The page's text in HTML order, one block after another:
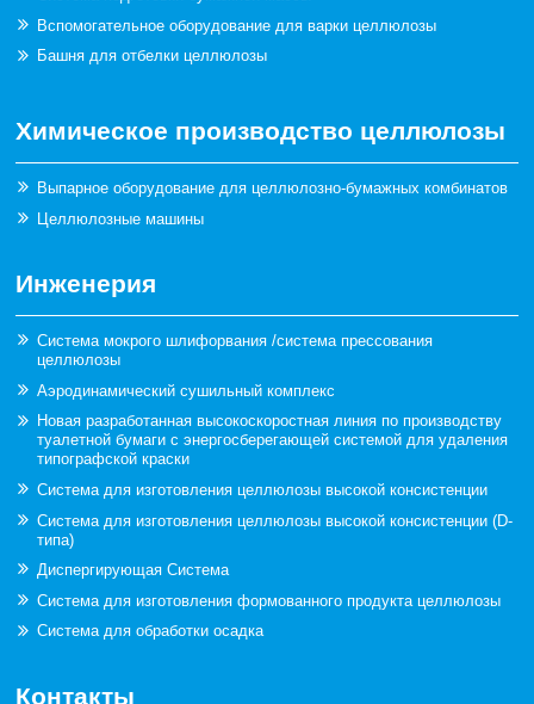
Вспомогательное оборудование для варки целлюлозы
Башня для отбелки целлюлозы
Химическое производство целлюлозы
Выпарное оборудование для целлюлозно-бумажных комбинатов
Целлюлозные машины
Инженерия
Система мокрого шлифорвания /система прессования
целлюлозы
Аэродинамический сушильный комплекс
Новая разработанная высокоскоростная линия по производству
туалетной бумаги с энергосберегающей системой для удаления
типографской краски
Система для изготовления целлюлозы высокой консистенции
Система для изготовления целлюлозы высокой консистенции (D-
типа)
Диспергирующая Система
Система для изготовления формованного продукта целлюлозы
Система для обработки осадка
Контакты